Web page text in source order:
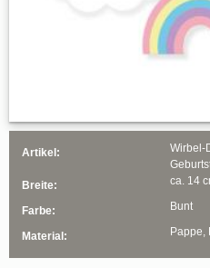
Artikel:
Wirbel-
Breite:
ca. 14
Farbe: Bunt
Material: Pappe,